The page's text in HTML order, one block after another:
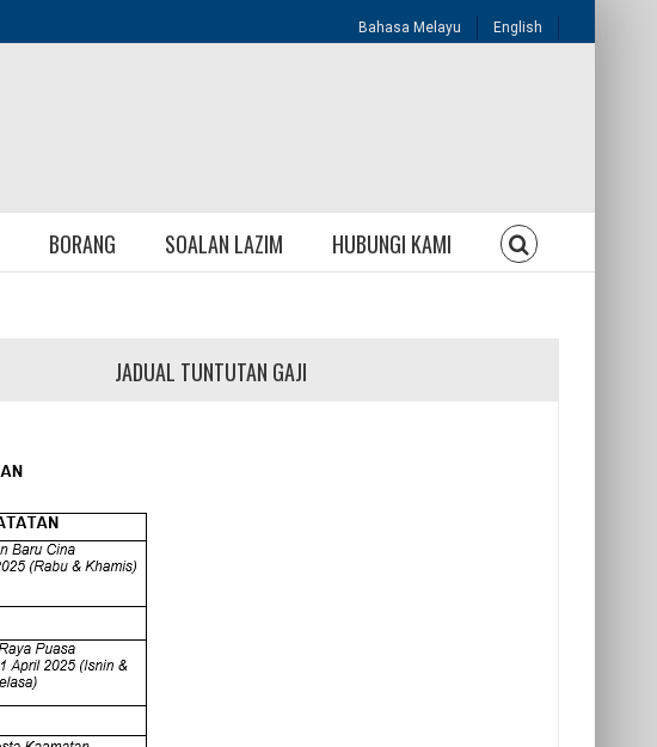
Bahasa Melayu English
BORANG SOALAN LAZIM HUBUNGI KAMI
JADUAL TUNTUTAN GAJI